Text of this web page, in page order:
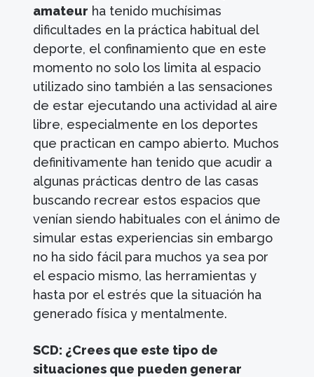
amateur ha tenido muchísimas
dificultades en la práctica habitual del
deporte, el confinamiento que en este
momento no solo los limita al espacio
utilizado sino también a las sensaciones
de estar ejecutando una actividad al aire
libre, especialmente en los deportes
que practican en campo abierto. Muchos
definitivamente han tenido que acudir a
algunas prácticas dentro de las casas
buscando recrear estos espacios que
venían siendo habituales con el ánimo de
simular estas experiencias sin embargo
no ha sido fácil para muchos ya sea por
el espacio mismo, las herramientas y
hasta por el estrés que la situación ha
generado física y mentalmente.
SCD: ¿Crees que este tipo de
situaciones que pueden generar